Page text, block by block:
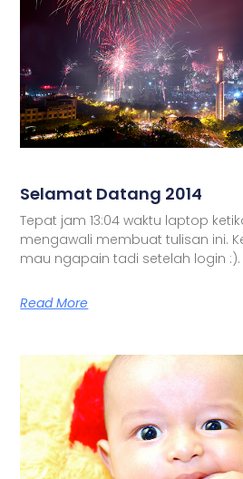
Selamat Datang 2014
Tepat jam 13:04 waktu laptop
mengawali membuat tulisan ini.
mau ngapain tadi setelah login :).
Read More